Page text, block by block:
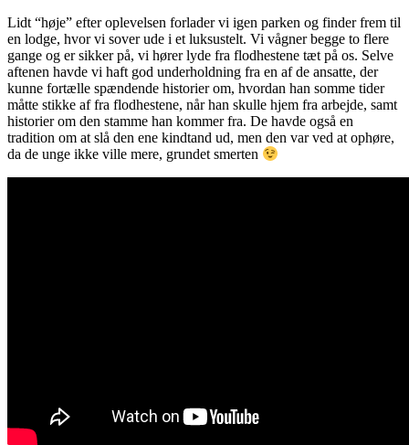
Lidt “høje” efter oplevelsen forlader vi igen parken og finder frem til
en lodge, hvor vi sover ude i et luksustelt. Vi vågner begge to flere
gange og er sikker på, vi hører lyde fra flodhestene tæt på os. Selve
aftenen havde vi haft god underholdning fra en af de ansatte, der
kunne fortælle spændende historier om, hvordan han somme tider
måtte stikke af fra flodhestene, når han skulle hjem fra arbejde, samt
historier om den stamme han kommer fra. De havde også en
tradition om at slå den ene kindtand ud, men den var ved at ophøre,
da de unge ikke ville mere, grundet smerten